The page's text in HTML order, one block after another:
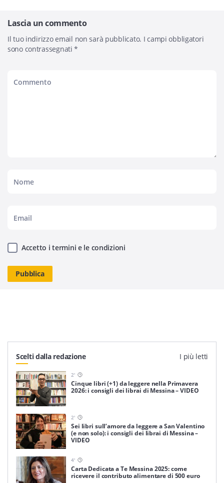
Lascia un commento
Il tuo indirizzo email non sarà pubblicato. I campi obbligatori
sono contrassegnati*
Accetto i termini e le condizioni
Scelti dalla redazione I più letti
2'
Cinque libri (+1) da leggere nella Primavera
2026: i consigli dei librai di Messina – VIDEO
2'
Sei libri sull’amore da leggere a San Valentino
(e non solo): i consigli dei librai di Messina –
VIDEO
4'
Carta Dedicata a Te Messina 2025: come
ricevere il contributo alimentare di 500 euro